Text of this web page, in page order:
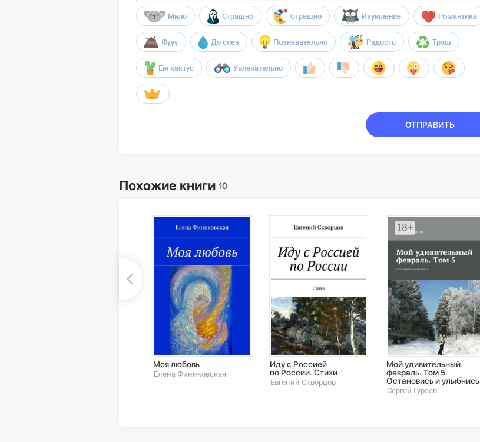
Мило Страшно Страшно Изумление Романтика
Фууу До слез Познавательно Радость Трэш
Ем кактус Увлекательно
ОТПРАВИТЬ
Похожие книги 10
Моя любовь
Елена Финиковская
Иду с Россией
по России. Стихи
Евгений Скворцов
Мой удивительный
февраль. Том 5.
Остановись и улыбнись
Сергей Гуреев